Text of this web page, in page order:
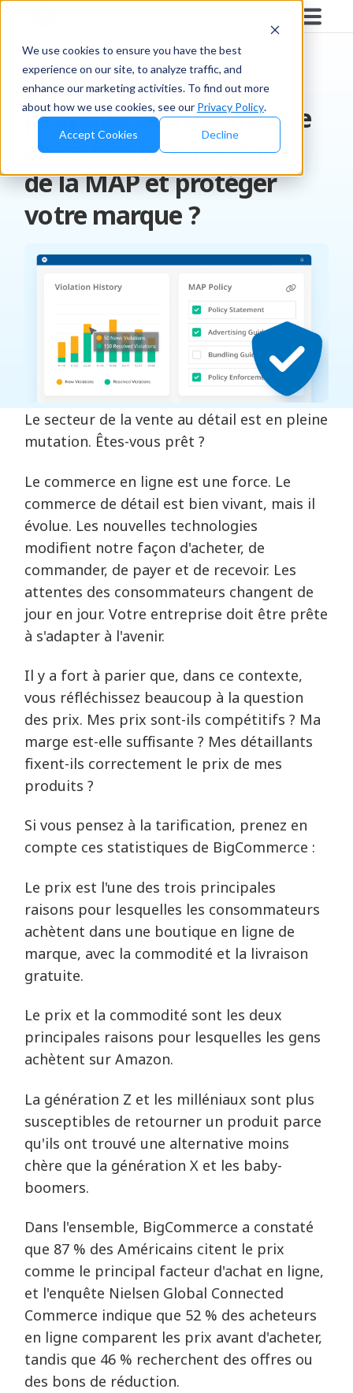
We use cookies to ensure you have the best
experience on our site, to analyze traffic, and
enhance our marketing activities. To find out more
about how we use cookies, see our Privacy Policy.
Accept Cookies Decline
GESTION DE LA MARQUE
Comment créer une
politique de MAP, mettre
en œuvre la surveillance
de la MAP et protéger
votre marque ?
Le secteur de la vente au détail est en pleine
mutation. Êtes-vous prêt ?
Le commerce en ligne est une force. Le
commerce de détail est bien vivant, mais il
évolue. Les nouvelles technologies
modifient notre façon d'acheter, de
commander, de payer et de recevoir. Les
attentes des consommateurs changent de
jour en jour. Votre entreprise doit être prête
à s'adapter à l'avenir.
Il y a fort à parier que, dans ce contexte,
vous réfléchissez beaucoup à la question
des prix. Mes prix sont-ils compétitifs ? Ma
marge est-elle suffisante ? Mes détaillants
fixent-ils correctement le prix de mes
produits ?
Si vous pensez à la tarification, prenez en
compte ces statistiques de BigCommerce :
Le prix est l'une des trois principales
raisons pour lesquelles les consommateurs
achètent dans une boutique en ligne de
marque, avec la commodité et la livraison
gratuite.
Le prix et la commodité sont les deux
principales raisons pour lesquelles les gens
achètent sur Amazon.
La génération Z et les milléniaux sont plus
susceptibles de retourner un produit parce
qu'ils ont trouvé une alternative moins
chère que la génération X et les baby-
boomers.
Dans l'ensemble, BigCommerce a constaté
que 87 % des Américains citent le prix
comme le principal facteur d'achat en ligne,
et l'enquête Nielsen Global Connected
Commerce indique que 52 % des acheteurs
en ligne comparent les prix avant d'acheter,
tandis que 46 % recherchent des offres ou
des bons de réduction.